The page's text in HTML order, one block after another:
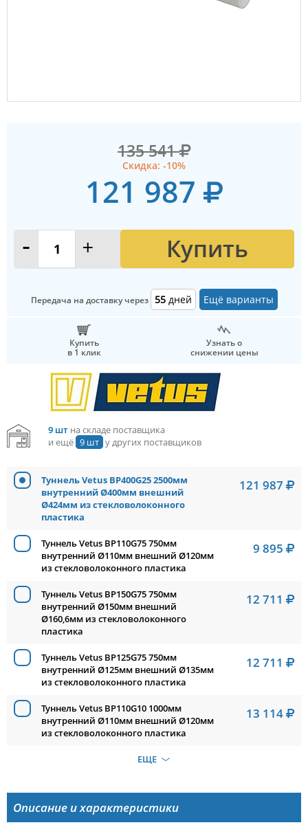
135 541
Скидка: -10%
121 987
- + Купить
Передача на доставку через 55 дней Ещё варианты
Купить
в 1 клик
Узнать о
снижении цены
9 штна складе поставщика
и ещё 9 шт у других поставщиков
Туннель Vetus BP400G25 2500мм
внутренний Ø400мм внешний
Ø424мм из стекловолоконного
пластика
121 987
Туннель Vetus BP110G75 750мм
внутренний Ø110мм внешний Ø120мм
из стекловолоконного пластика
9 895
Туннель Vetus BP150G75 750мм
внутренний Ø150мм внешний
Ø160,6мм из стекловолоконного
пластика
12 711
Туннель Vetus BP125G75 750мм
внутренний Ø125мм внешний Ø135мм
из стекловолоконного пластика
12 711
Туннель Vetus BP110G10 1000мм
внутренний Ø110мм внешний Ø120мм
из стекловолоконного пластика
13 114
ЕЩЕ
Описание и характеристики